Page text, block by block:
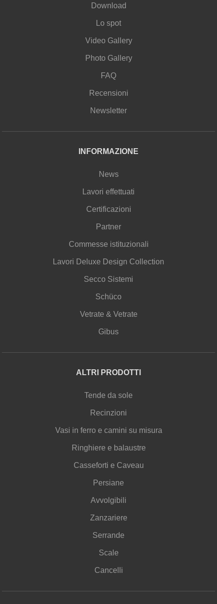
Download
Lo spot
Video Gallery
Photo Gallery
FAQ
Recensioni
Newsletter
INFORMAZIONE
News
Lavori effettuati
Certificazioni
Partner
Commesse istituzionali
Lavori Deluxe Design Collection
Secco Sistemi
Schüco
Vetrate & Vetrate
Gibus
ALTRI PRODOTTI
Tende da sole
Recinzioni
Vasi in ferro e camini su misura
Ringhiere e balaustre
Casseforti e Caveau
Persiane
Avvolgibili
Zanzariere
Serrande
Scale
Cancelli